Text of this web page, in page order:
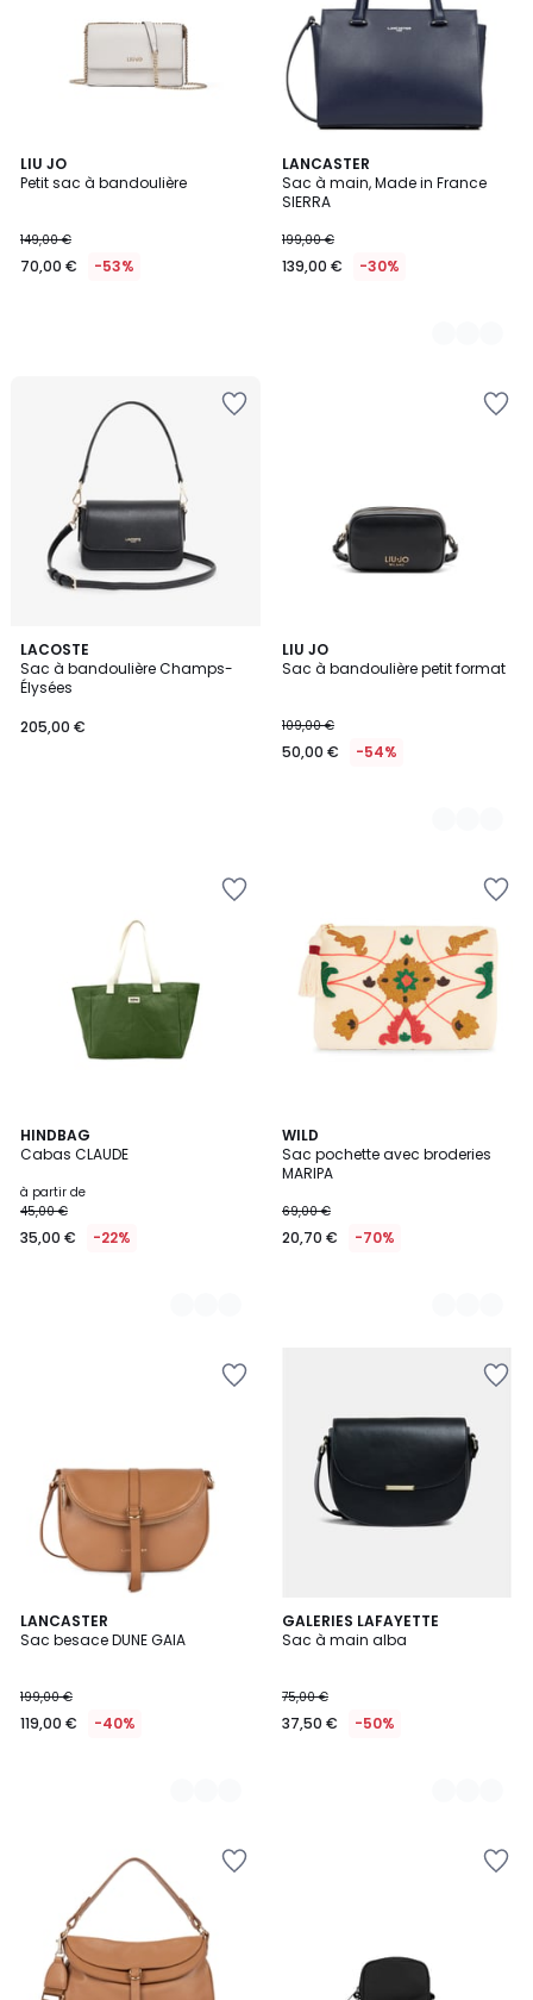
LIU JO
Petit sac à bandoulière
149,00 €
70,00 € -53%
LANCASTER
Sac à main, Made in France
SIERRA
199,00 €
139,00 € -30%
2
Couleurs
LACOSTE
Sac à bandoulière Champs-
Élysées
205,00 €
LIU JO
Sac à bandoulière petit format
109,00 €
50,00 € -54%
2
Couleurs
HINDBAG
Cabas CLAUDE
à partir de
45,00 €
35,00 € -22%
8
Couleurs
WILD
Sac pochette avec broderies
MARIPA
69,00 €
20,70 € -70%
2
Couleurs
LANCASTER
Sac besace DUNE GAIA
199,00 €
119,00 € -40%
2
Couleurs
GALERIES LAFAYETTE
Sac à main alba
75,00 €
37,50 € -50%
2
Couleurs